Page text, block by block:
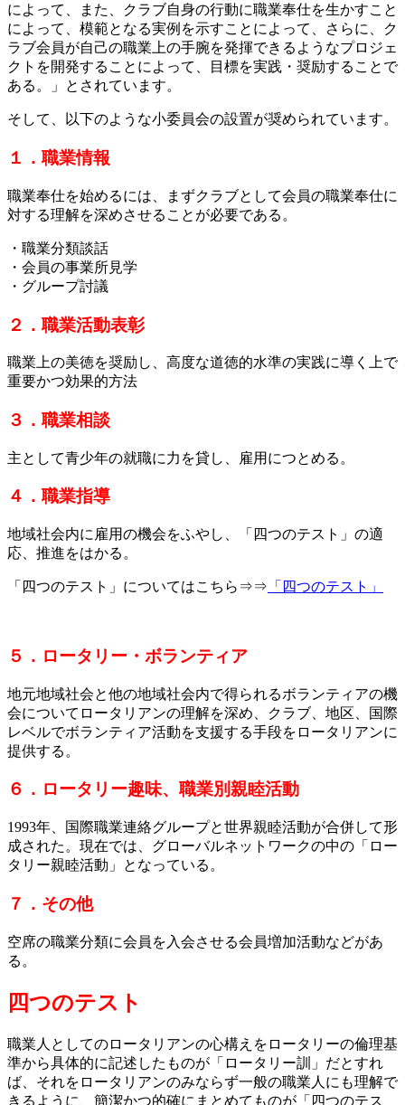
によって、また、クラブ自身の行動に職業奉仕を生かすこと
によって、模範となる実例を示すことによって、さらに、ク
ラブ会員が自己の職業上の手腕を発揮できるようなプロジェ
クトを開発することによって、目標を実践・奨励することで
ある。」とされています。
そして、以下のような小委員会の設置が奨められています。
１．職業情報
職業奉仕を始めるには、まずクラブとして会員の職業奉仕に
対する理解を深めさせることが必要である。
・職業分類談話
・会員の事業所見学
・グループ討議
２．職業活動表彰
職業上の美徳を奨励し、高度な道徳的水準の実践に導く上で
重要かつ効果的方法
３．職業相談
主として青少年の就職に力を貸し、雇用につとめる。
４．職業指導
地域社会内に雇用の機会をふやし、「四つのテスト」の適
応、推進をはかる。
「四つのテスト」についてはこちら⇒⇒ 「四つのテスト」
５．ロータリー・ボランティア
地元地域社会と他の地域社会内で得られるボランティアの機
会についてロータリアンの理解を深め、クラブ、地区、国際
レベルでボランティア活動を支援する手段をロータリアンに
提供する。
６．ロータリー趣味、職業別親睦活動
1993年、国際職業連絡グループと世界親睦活動が合併して形
成された。現在では、グローバルネットワークの中の「ロー
タリー親睦活動」となっている。
７．その他
空席の職業分類に会員を入会させる会員増加活動などがあ
る。
四つのテスト
職業人としてのロータリアンの心構えをロータリーの倫理基
準から具体的に記述したものが「ロータリー訓」だとすれ
ば、それをロータリアンのみならず一般の職業人にも理解で
きるように、簡潔かつ的確にまとめてものが「四つのテス